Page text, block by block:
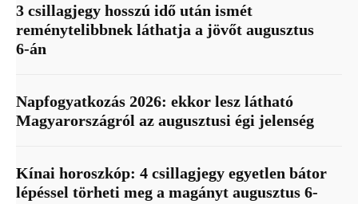
3 csillagjegy hosszú idő után ismét
reménytelibbnek láthatja a jövőt augusztus
6-án
Napfogyatkozás 2026: ekkor lesz látható
Magyarországról az augusztusi égi jelenség
Kínai horoszkóp: 4 csillagjegy egyetlen bátor
lépéssel törheti meg a magányt augusztus 6-